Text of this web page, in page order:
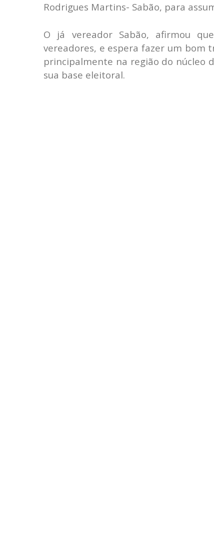
Rodrigues Martins- Sabão, para
O já vereador Sabão, afirmou
vereadores, e espera fazer um bom
principalmente na região do núcleo
sua base eleitoral.